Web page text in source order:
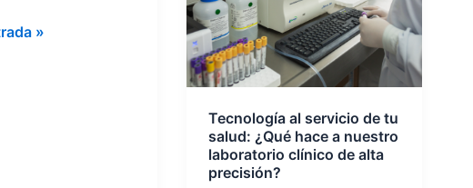
»
Tecnología al servicio de tu
salud: ¿Qué hace a nuestro
laboratorio clínico de alta
precisión?
de
tu
salud:
¿Qué
a
nuestro
laboratorio